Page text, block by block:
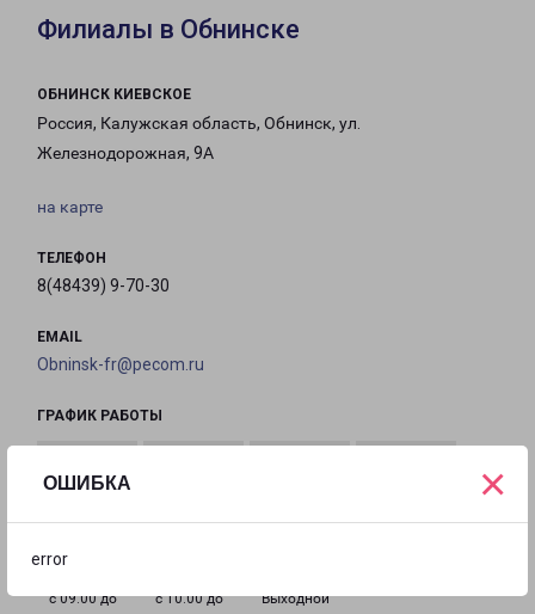
ОШИБКА
error
×
Филиалы в Обнинске
ОБНИНСК КИЕВСКОЕ
Россия, Калужская область, Обнинск, ул.
Железнодорожная, 9А
на карте
ТЕЛЕФОН
8(48439) 9-70-30
EMAIL
Obninsk-fr@pecom.ru
ГРАФИК РАБОТЫ
с 09:00 до
18:00
18:00
18:00
18:00
с 09:00 до
с 10:00 до
Выходной